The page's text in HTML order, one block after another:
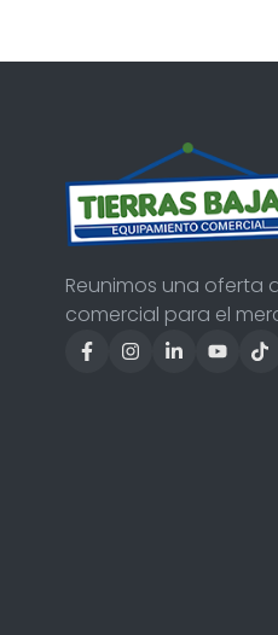
Reunimos una oferta
comercial para el